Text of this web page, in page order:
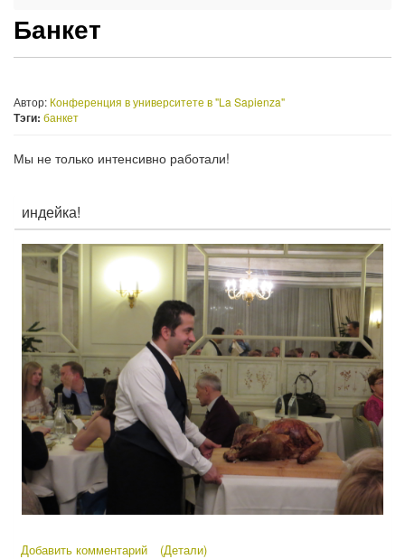
Банкет
Автор: Конференция в университете в "La Sapienza"
Тэги: банкет
Мы не только интенсивно работали!
индейка!
Добавить комментарий (Детали)